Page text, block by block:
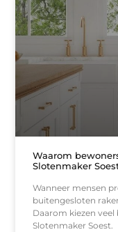
Waarom
Slotenmaker
Wanneer mensen
buitengesloten
Daarom kiezen
Slotenmaker Soest.